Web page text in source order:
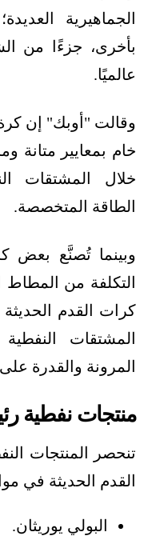
الجماهيرية
بأخرى، جزءًا من
عالميًا.
وقالت "أوبك" إن كرة
خام بمعايير متانة
خلال المشتقات
الطاقة المتخصصة.
وبينما تُصنَّع بعض
التكلفة من المطاط
كرات القدم
المشتقات
المرونة والقدرة
منتجات نفطية
تنحصر المنتجات
القدم الحديثة في
البولي يوريثان.